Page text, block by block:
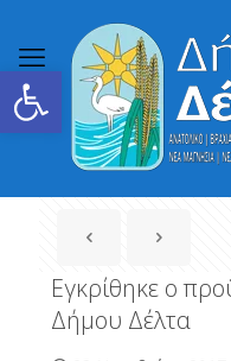
Ανοίξτε τη γραμμή εργαλείων
Εγκρίθηκε ο
Δήμου Δέλτα